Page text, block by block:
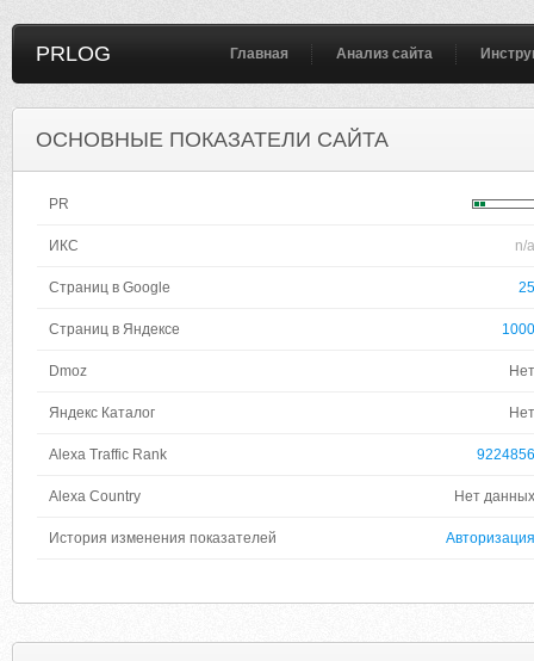
PRLOG Главная Анализ сайта
ОСНОВНЫЕ ПОКАЗАТЕЛИ САЙТА
PR
ИКС n/a
Страниц в Google 25
Страниц в Яндексе 1000
Dmoz Нет
Яндекс Каталог Нет
Alexa Traffic Rank 9224856
Alexa Country Нет данных
История изменения показателей Авторизация